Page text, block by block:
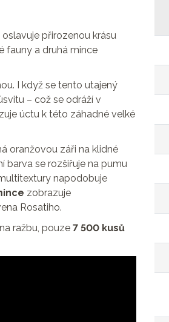
oslavuje přirozenou krásu
fauny a druhá mince
I když se tento utajený
– což se odráží v
úctu k této záhadné velké
oranžovou záři na klidné
barva se rozšiřuje na pumu
napodobuje
zobrazuje
Rosatiho.
ražbu, pouze 7 500 kusů